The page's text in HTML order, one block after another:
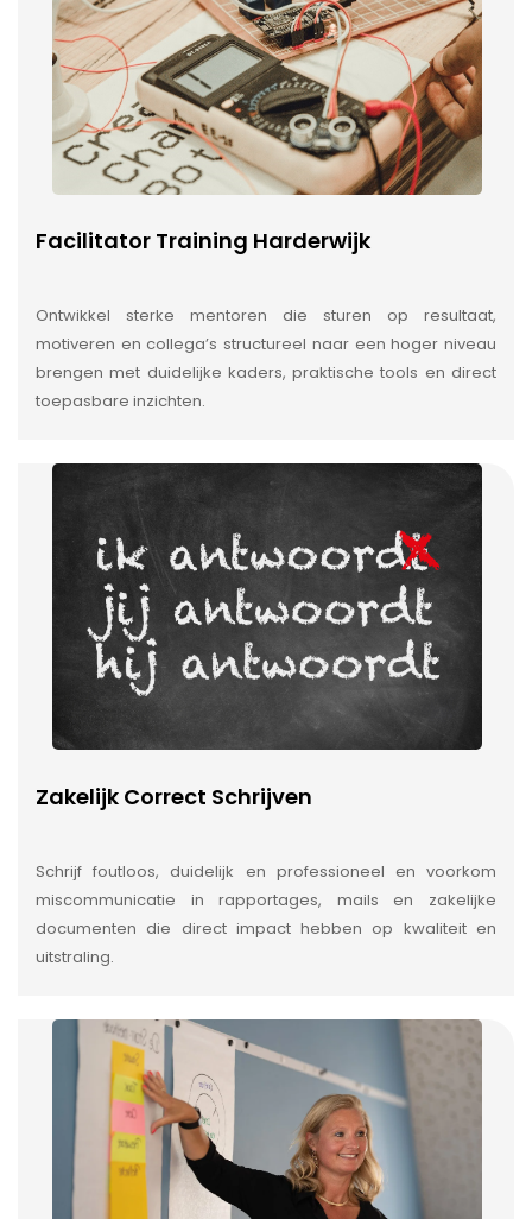
Facilitator Training Harderwijk
Ontwikkel sterke mentoren die sturen op resultaat,
motiveren en collega’s structureel naar een hoger niveau
brengen met duidelijke kaders, praktische tools en direct
toepasbare inzichten.
Zakelijk Correct Schrijven
Schrijf foutloos, duidelijk en professioneel en voorkom
miscommunicatie in rapportages, mails en zakelijke
documenten die direct impact hebben op kwaliteit en
uitstraling.